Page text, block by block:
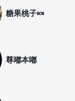
糖果桃子🍬
尊嘟本嘟